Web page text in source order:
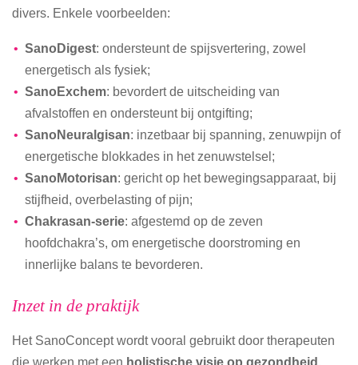
divers. Enkele voorbeelden:
SanoDigest: ondersteunt de spijsvertering, zowel
energetisch als fysiek;
SanoExchem: bevordert de uitscheiding van
afvalstoffen en ondersteunt bij ontgifting;
SanoNeuralgisan: inzetbaar bij spanning, zenuwpijn of
energetische blokkades in het zenuwstelsel;
SanoMotorisan: gericht op het bewegingsapparaat, bij
stijfheid, overbelasting of pijn;
Chakrasan-serie: afgestemd op de zeven
hoofdchakra’s, om energetische doorstroming en
innerlijke balans te bevorderen.
Inzet in de praktijk
Het SanoConcept wordt vooral gebruikt door therapeuten
die werken met een holistische visie op gezondheid .